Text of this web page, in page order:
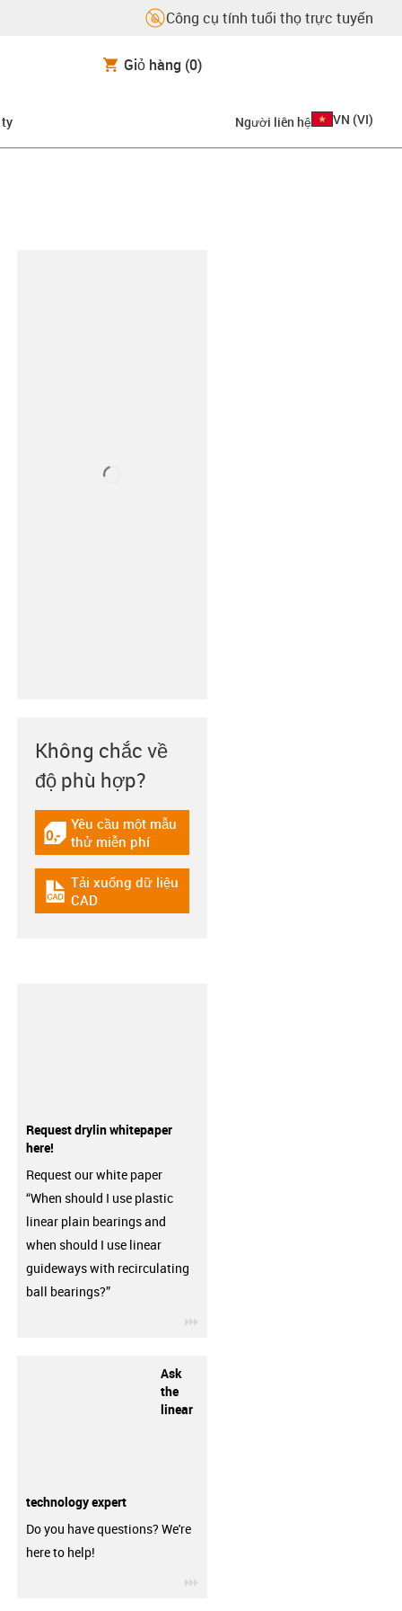
Công cụ tính tuổi thọ trực tuyến
Giỏ hàng (0)
ty Người liên hệ VN (VI)
Không chắc về
độ phù hợp?
igus-icon-gratismuster
Yêu cầu một mẫu
thử miễn phí
igus-icon-cad-dateien
Tải xuống dữ liệu
CAD
Request drylin whitepaper
here!
Request our white paper
“When should I use plastic
linear plain bearings and
when should I use linear
guideways with recirculating
ball bearings?”
Ask
the
linear
technology expert
Do you have questions? We're
here to help!